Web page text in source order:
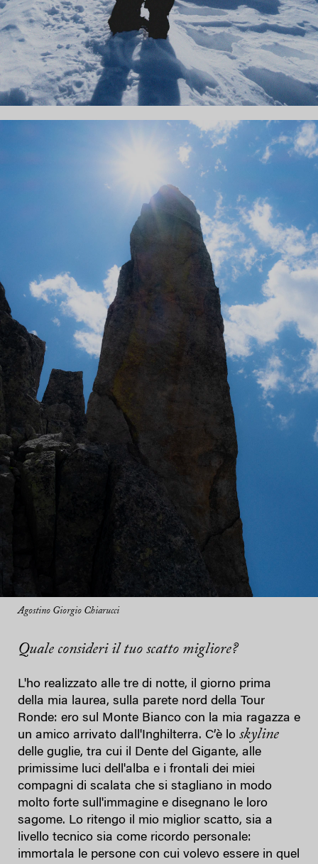
Agostino Giorgio Chiarucci
Quale consideri il tuo scatto migliore?
L'ho realizzato alle tre di notte, il giorno prima
della mia laurea, sulla parete nord della Tour
Ronde: ero sul Monte Bianco con la mia ragazza e
un amico arrivato dall'Inghilterra. C’è lo skyline
delle guglie, tra cui il Dente del Gigante, alle
primissime luci dell'alba e i frontali dei miei
compagni di scalata che si stagliano in modo
molto forte sull'immagine e disegnano le loro
sagome. Lo ritengo il mio miglior scatto, sia a
livello tecnico sia come ricordo personale:
immortala le persone con cui volevo essere in quel